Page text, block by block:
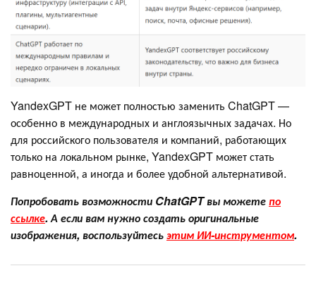
YandexGPT не может полностью заменить ChatGPT —
особенно в международных и англоязычных задачах. Но
для российского пользователя и компаний, работающих
только на локальном рынке, YandexGPT может стать
равноценной, а иногда и более удобной альтернативой.
Попробовать возможности ChatGPT вы можетепо
ссылке. А если вам нужно создать оригинальные
изображения, воспользуйтесьэтим ИИ-инструментом.